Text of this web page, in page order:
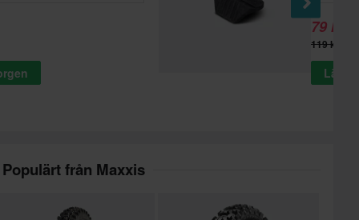
79 kr
119 kr
Lägg
Populärt från Maxxis